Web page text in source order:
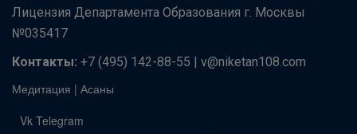
Лицензия Департамента Образования г. Москвы
№035417
Контакты: +7 (495) 142-88-55 | v@niketan108.com
Медитация | Асаны
Vk Telegram